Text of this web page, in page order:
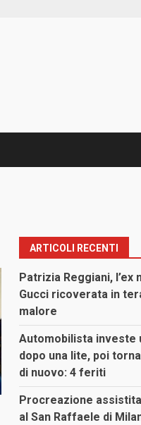
ARTICOLI RECENTI
Patrizia Reggiani, l’ex
Gucci ricoverata in
malore
Automobilista investe
dopo una lite, poi
di nuovo: 4 feriti
Procreazione
al San Raffaele di